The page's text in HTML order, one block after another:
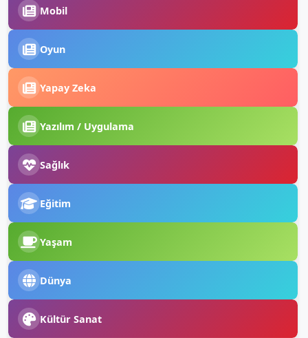
Mobil
Oyun
Yapay Zeka
Yazılım / Uygulama
Sağlık
Eğitim
Yaşam
Dünya
Kültür Sanat